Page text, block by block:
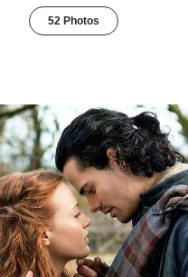
52 Photos